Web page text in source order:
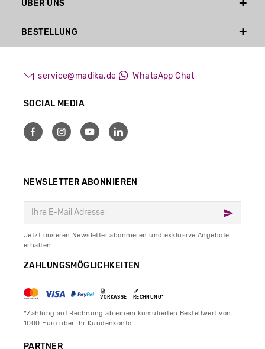
service@madika.de WhatsApp Chat
SOCIAL MEDIA
ÜBER UNS
BESTELLUNG
NEWSLETTER ABONNIEREN
Jetzt unseren Newsletter abonnieren und exklusive Angebote
erhalten.
ZAHLUNGSMÖGLICHKEITEN
VORKASSE RECHNUNG*
*Zahlung auf Rechnung ab einem kumulierten Bestellwert von
1000 Euro über Ihr Kundenkonto
PARTNER